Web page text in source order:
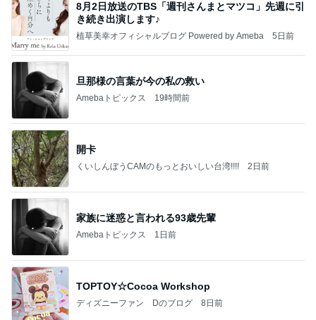
8月2日放送のTBS「週刊さんまとマツコ」先週に引
き続き出演します♪
植草美幸オフィシャルブログ Powered by Ameba 5日前
旦那様の言葉が今の私の救い
Amebaトピックス 19時間前
開卡
くいしんぼうCAMのもっとおいしい台湾!!!! 2日前
家族に迷惑と言われる93歳先輩
Amebaトピックス 1日前
TOPTOY☆Cocoa Workshop
ディズニーファン Dのブログ 8日前